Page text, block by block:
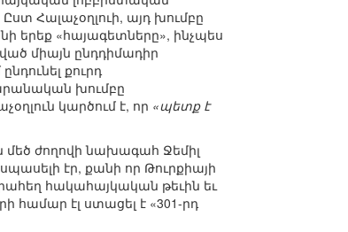
Հալաչօղլուի, այդ խումբը
երեք «հայագետները», ինչպես
միայն ընդդիմադիր
քուրդ
խումբը
կարծում է, որ «պետք է
մեծ ժողովի նախագահ Ջեմիլ
էր, քանի որ Թուրքիայի
հակահայկական թեւին եւ
համար էլ ստացել է «301-րդ